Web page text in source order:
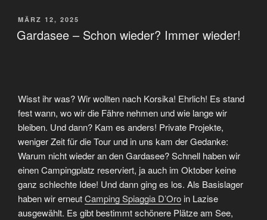
VERÖFFENTLICHT
AM
MÄRZ 12, 2025
Gardasee – Schon wieder? Immer wieder!
Wisst ihr was? Wir wollten nach Korsika! Ehrlich! Es stand
fest wann, wo wir die Fähre nehmen und wie lange wir
bleiben. Und dann? Kam es anders! Private Projekte,
weniger Zeit für die Tour und in uns kam der Gedanke:
Warum nicht wieder an den Gardasee? Schnell haben wir
einen Campingplatz reserviert, ja auch im Oktober keine
ganz schlechte Idee! Und dann ging es los. Als Basislager
haben wir erneutCamping Spiaggia D’Oro in Lazise
ausgewählt. Es gibt bestimmt schönere Plätze am See,